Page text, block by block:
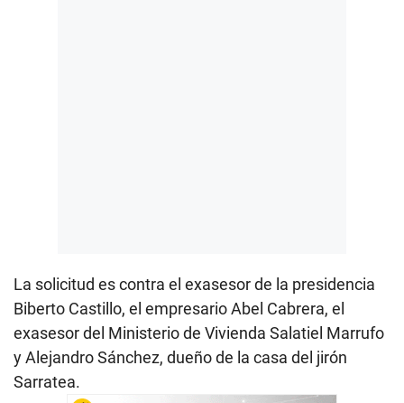
La solicitud es contra el exasesor de la presidencia
Biberto Castillo, el empresario Abel Cabrera, el
exasesor del Ministerio de Vivienda Salatiel Marrufo
y Alejandro Sánchez, dueño de la casa del jirón
Sarratea.